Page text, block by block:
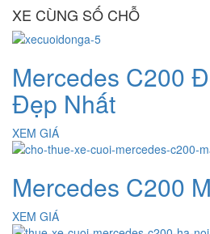
XE CÙNG SỐ CHỖ
Mercedes C200
Đẹp Nhất
XEM GIÁ
Mercedes C200
XEM GIÁ